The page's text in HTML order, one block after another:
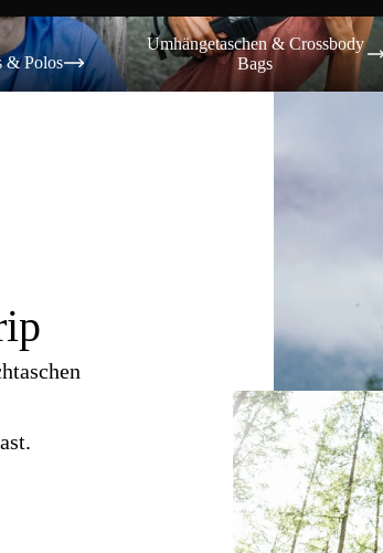
& Polos
Umhängetaschen & Crossbody Bags
Umhängetaschen & Crossbody
Bags